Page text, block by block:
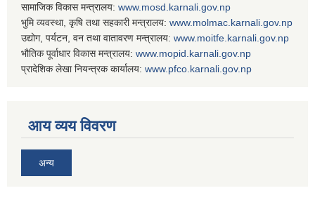
सामाजिक विकास मन्त्रालय: www. mosd.karnali.gov.np
भुमि व्यवस्था, कृषि तथा सहकारी मन्त्रालय: www. molmac.karnali.gov.np
उद्योग, पर्यटन, वन तथा वातावरण मन्त्रालय: www. moitfe.karnali.gov.np
भौतिक पूर्वाधार विकास मन्त्रालय: www. mopid.karnali.gov.np
प्रादेशिक लेखा नियन्त्रक कार्यालय: www. pfco.karnali.gov.np
आय व्यय विवरण
अन्य